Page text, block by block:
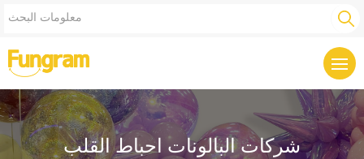
شركات البالونات احباط القلب